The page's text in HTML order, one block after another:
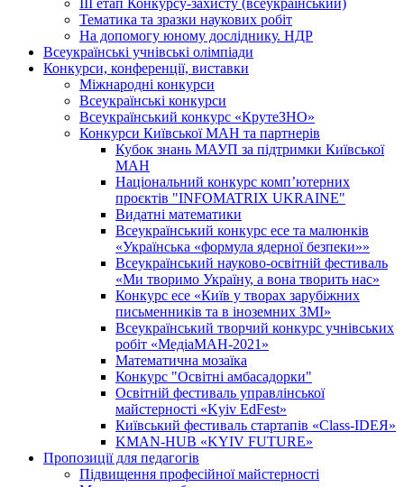
ІІІ етап Конкурсу-захисту (всеукраїнський)
Тематика та зразки наукових робіт
На допомогу юному досліднику. НДР
Всеукраїнські учнівські олімпіади
Конкурси, конференції, виставки
Міжнародні конкурси
Всеукраїнські конкурси
Всеукраїнський конкурс «КрутеЗНО»
Конкурси Київської МАН та партнерів
Кубок знань МАУП за підтримки Київської
МАН
Національний конкурс комп’ютерних
проєктів "INFOMATRIX UKRAINE"
Видатні математики
Всеукраїнський конкурс есе та малюнків
«Українська «формула ядерної безпеки»»
Всеукраїнський науково-освітній фестиваль
«Ми творимо Україну, а вона творить нас»
Конкурс есе «Київ у творах зарубіжних
письменників та в іноземних ЗМІ»
Всеукраїнський творчий конкурс учнівських
робіт «МедіаМАН-2021»
Математична мозаїка
Конкурс "Освітні амбасадорки"
Освітній фестиваль управлінської
майстерності «Kyiv EdFest»
Київський фестиваль стартапів «Class-IDEЯ»
KMAN-HUB «KYIV FUTURE»
Пропозиції для педагогів
Підвищення професійної майстерності